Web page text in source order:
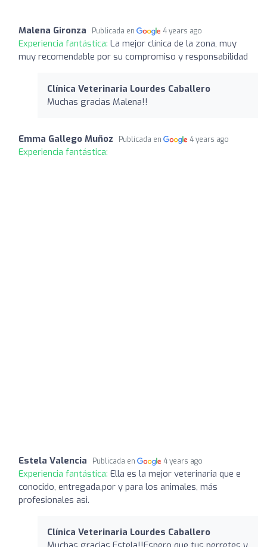
Malena Gironza Publicada en 4 years ago
Experiencia fantástica: La mejor clínica de la zona, muy
muy recomendable por su compromiso y responsabilidad
Clínica Veterinaria Lourdes Caballero
Muchas gracias Malena!!
Emma Gallego Muñoz Publicada en 4 years ago
Experiencia fantástica:
Estela Valencia Publicada en 4 years ago
Experiencia fantástica: Ella es la mejor veterinaria que e
conocido, entregada,por y para los animales, más
profesionales asi.
Clínica Veterinaria Lourdes Caballero